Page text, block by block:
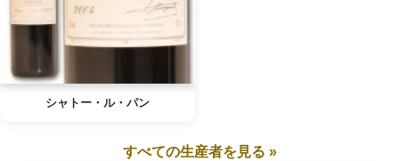
シャトー・ル・パン
すべての生産者を見る »